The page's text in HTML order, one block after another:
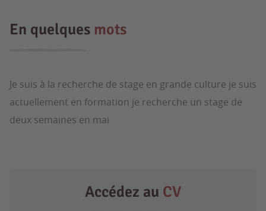
En quelques mots
Je suis à la recherche de stage en grande culture je suis
actuellement en formation je recherche un stage de
deux semaines en mai
Accédez au CV